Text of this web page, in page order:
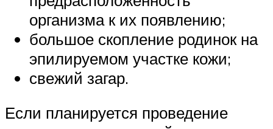
организма к их появлению;
большое скопление родинок на
эпилируемом участке кожи;
свежий загар.
Если планируется проведение